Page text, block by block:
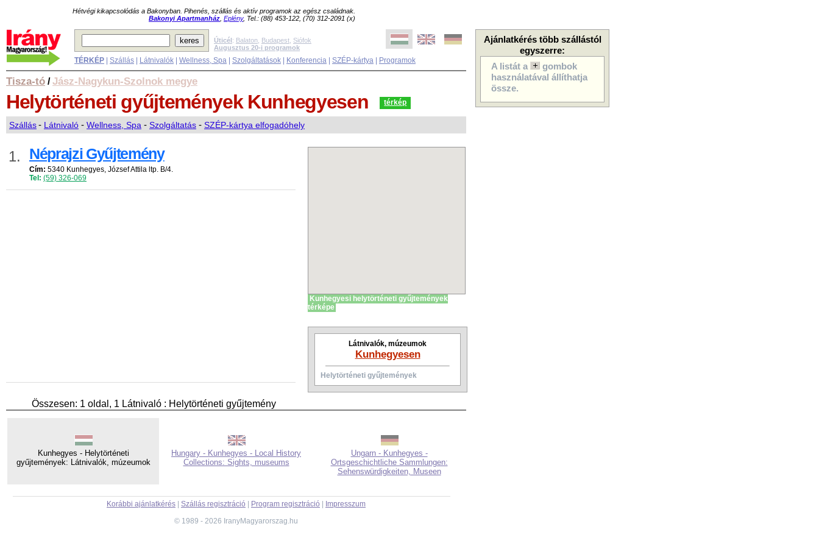
Hétvégi kikapcsolódás a Bakonyban. Pihenés, szállás és aktív programok az egész családnak.
Bakonyi Apartmanház Eplény, Tel.: (88) 453-122, (70) 312-2091 (x)
Ajánlatkérés több szállástól
egyszerre:
A listát a
gombok
használatával állíthatja
össze.
Úticél: Balaton Budapest Siófok
Augusztus 20-i programok
TÉRKÉP Szállás Látnivalók Wellness, Spa Szolgáltatások Konferencia SZÉP-kártya Programok
Tisza-tó /Jász-Nagykun-Szolnok megye
Helytörténeti gyűjtemények Kunhegyesen térkép
Szállás- Látnivaló - Wellness, Spa - Szolgáltatás - SZÉP-kártya elfogadóhely
1. Néprajzi Gyűjtemény
Cím: 5340 Kunhegyes, József Attila ltp. B/4.
Tel: (59) 326-069
Összesen: 1 oldal, 1 Látnivaló : Helytörténeti gyűjtemény
Kunhegyesi helytörténeti gyűjtemények
térképe
Látnivalók, múzeumok
Kunhegyesen
Helytörténeti gyűjtemények
Kunhegyes - Helytörténeti
gyűjtemények: Látnivalók, múzeumok
Hungary - Kunhegyes - Local History
Collections: Sights, museums
Ungarn - Kunhegyes -
Ortsgeschichtliche Sammlungen:
Sehenswürdigkeiten, Museen
Korábbi ajánlatkérés Szállás regisztráció Program regisztráció
Impresszum
© 1989 - 2026 IranyMagyarorszag.hu